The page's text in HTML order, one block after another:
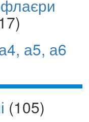
а5, а6
(105)